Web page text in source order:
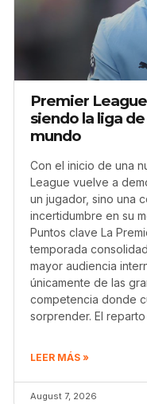
Premier
siendo la liga
mundo
Con el inicio de una
League vuelve a
un jugador, sino una
incertidumbre en su
Puntos clave La
temporada
mayor audiencia
únicamente de las
competencia donde
sorprender. El
LEER MÁS »
August 7, 2026